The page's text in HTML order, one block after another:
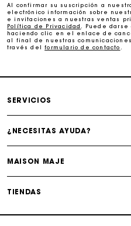
La tarjeta regalo de Maje:
regalo
Entrega a domicilio
Cambios &
La tarjeta regalo de Maje:
Al confirmar su suscripción a
electrónico información sobre
e invitaciones a nuestras ventas
Política de Privacidad
. Puede
haciendo clic en el enlace de
al final de nuestras
través delformulario de contacto
SERVICIOS
¿NECESITAS AYUDA?
MAISON MAJE
TIENDAS